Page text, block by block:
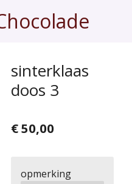
sinterklaas
doos 3
€ 50,00
opmerking